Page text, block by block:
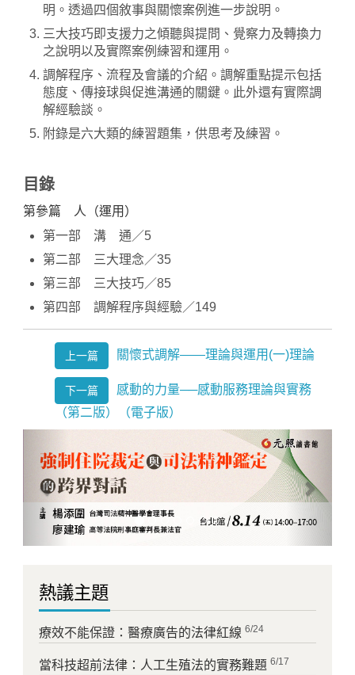
明。透過四個敘事與關懷案例進一步說明。
三大技巧即支援力之傾聽與提問、覺察力及轉換力
之說明以及實際案例練習和運用。
調解程序、流程及會議的介紹。調解重點提示包括
態度、傳接球與促進溝通的關鍵。此外還有實際調
解經驗談。
附錄是六大類的練習題集，供思考及練習。
目錄
第參篇 人（運用）
第一部 溝 通／5
第二部 三大理念／35
第三部 三大技巧／85
第四部 調解程序與經驗／149
上一篇 關懷式調解——理論與運用(一)理論
下一篇
感動的力量──感動服務理論與實務
（第二版）（電子版）
Next
熱議主題
療效不能保證：醫療廣告的法律紅線 6/24
當科技超前法律：人工生殖法的實務難題 6/17